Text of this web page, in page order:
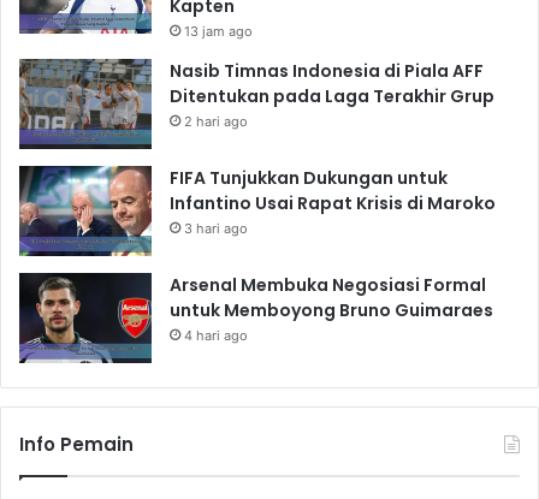
Kapten
13 jam ago
Nasib Timnas Indonesia di Piala AFF
Ditentukan pada Laga Terakhir Grup
2 hari ago
FIFA Tunjukkan Dukungan untuk
Infantino Usai Rapat Krisis di Maroko
3 hari ago
Arsenal Membuka Negosiasi Formal
untuk Memboyong Bruno Guimaraes
4 hari ago
Info Pemain